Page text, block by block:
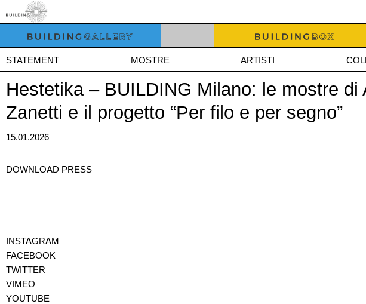
STATEMENT MOSTRE ARTISTI
Hestetika – BUILDING Milano: le mostre
Zanetti e il progetto “Per filo e per segno”
15.01.2026
DOWNLOAD PRESS
INSTAGRAM
FACEBOOK
TWITTER
VIMEO
YOUTUBE